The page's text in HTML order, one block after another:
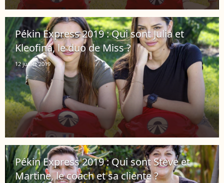
Pékin Express 2019 : Qui sont Julia et
Kleofina, le duo de Miss ?
12 juillet 2019
Pékin Express 2019 : Qui sont Steve et
Martine, le coach et sa cliente ?